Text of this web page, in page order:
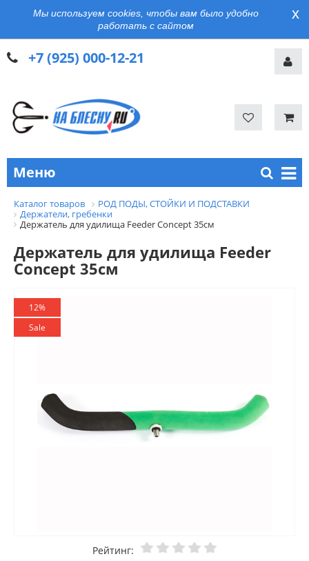
Мы используем cookies, чтобы вам было удобно
работать с сайтом
x
+7 (925) 000-12-21
Меню
Каталог товаров
РОД ПОДЫ, СТОЙКИ И ПОДСТАВКИ
Держатели, гребенки
Держатель для удилища Feeder Concept 35см
Держатель для удилища Feeder
Concept 35см
12%
Sale
Рейтинг: